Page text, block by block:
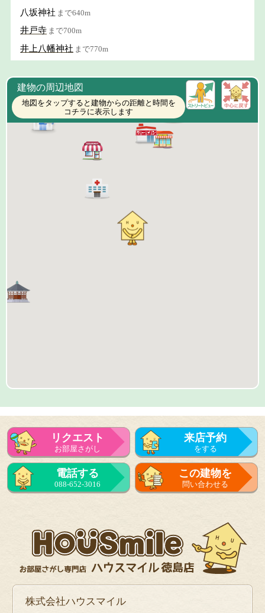
八坂神社 まで640m
井戸寺 まで700m
井上八幡神社 まで770m
建物の周辺地図
地図をタップすると建物からの距離と時間を
コチラに表示します
リクエスト
お部屋さがし
来店予約
をする
来店予約
をする
電話する
088-652-3016
この建物を
問い合わせる
株式会社ハウスマイル